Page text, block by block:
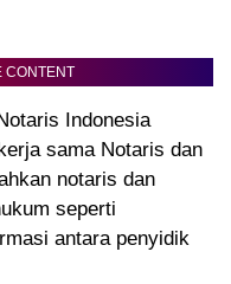
CONTENT
Indonesia
sama Notaris dan
notaris dan
seperti
antara penyidik